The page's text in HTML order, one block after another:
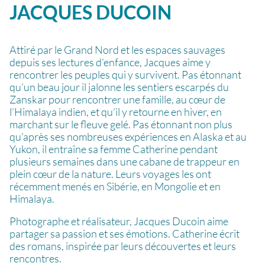
JACQUES DUCOIN
Attiré par le Grand Nord et les espaces sauvages
depuis ses lectures d’enfance, Jacques aime y
rencontrer les peuples qui y survivent. Pas étonnant
qu’un beau jour il jalonne les sentiers escarpés du
Zanskar pour rencontrer une famille, au cœur de
l’Himalaya indien, et qu’il y retourne en hiver, en
marchant sur le fleuve gelé. Pas étonnant non plus
qu’après ses nombreuses expériences en Alaska et au
Yukon, il entraîne sa femme Catherine pendant
plusieurs semaines dans une cabane de trappeur en
plein cœur de la nature. Leurs voyages les ont
récemment menés en Sibérie, en Mongolie et en
Himalaya.
Photographe et réalisateur, Jacques Ducoin aime
partager sa passion et ses émotions. Catherine écrit
des romans, inspirée par leurs découvertes et leurs
rencontres.